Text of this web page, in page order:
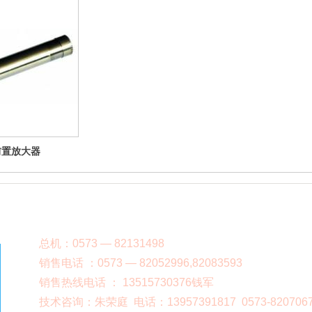
放大器
总机：0573 — 82131498
销售电话 ：0573 — 82052996,82083593
销售热线电话 ： 13515730376钱军
技术咨询：朱荣庭 电话：13957391817 0573-